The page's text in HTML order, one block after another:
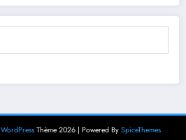
WordPress Thème 2026 | Powered By SpiceThemes